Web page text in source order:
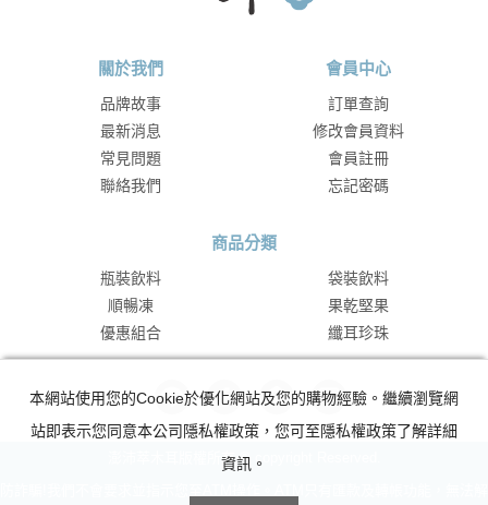
關於我們
品牌故事
最新消息
常見問題
聯絡我們
會員中心
訂單查詢
修改會員資料
會員註冊
忘記密碼
商品分類
瓶裝飲料
袋裝飲料
順暢凍
果乾堅果
優惠組合
纖耳珍珠
澎沛萃木耳版權所有 © copyright Reserved.
本網站使用您的Cookie於優化網站及您的購物經驗。繼續瀏覽網
站即表示您同意本公司隱私權政策，您可至隱私權政策了解詳細
資訊。